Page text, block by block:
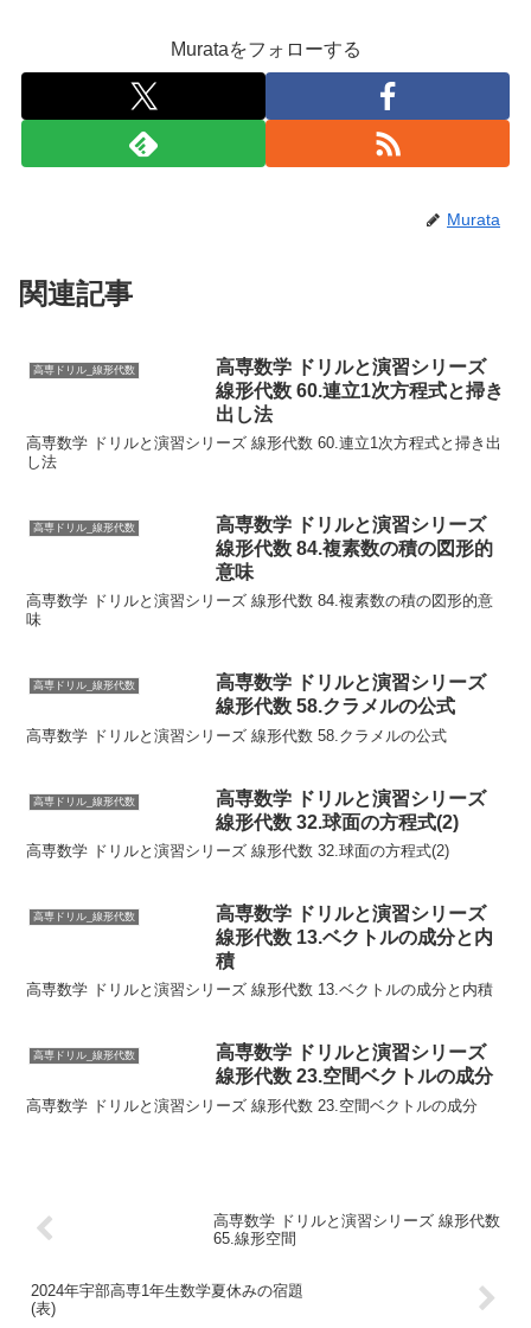
Murataをフォローする
Murata
関連記事
高専ドリル_線形代数
高専数学 ドリルと演習シリーズ
線形代数 60.連立1次方程式と掃き
出し法
高専数学 ドリルと演習シリーズ 線形代数 60.連立1次方程式と掃き出
し法
高専ドリル_線形代数
高専数学 ドリルと演習シリーズ
線形代数 84.複素数の積の図形的
意味
高専数学 ドリルと演習シリーズ 線形代数 84.複素数の積の図形的意
味
高専ドリル_線形代数
高専数学 ドリルと演習シリーズ
線形代数 58.クラメルの公式
高専数学 ドリルと演習シリーズ 線形代数 58.クラメルの公式
高専ドリル_線形代数
高専数学 ドリルと演習シリーズ
線形代数 32.球面の方程式(2)
高専数学 ドリルと演習シリーズ 線形代数 32.球面の方程式(2)
高専ドリル_線形代数
高専数学 ドリルと演習シリーズ
線形代数 13.ベクトルの成分と内
積
高専数学 ドリルと演習シリーズ 線形代数 13.ベクトルの成分と内積
高専ドリル_線形代数
高専数学 ドリルと演習シリーズ
線形代数 23.空間ベクトルの成分
高専数学 ドリルと演習シリーズ 線形代数 23.空間ベクトルの成分
高専数学 ドリルと演習シリーズ 線形代数
65.線形空間
2024年宇部高専1年生数学夏休みの宿題
(表)